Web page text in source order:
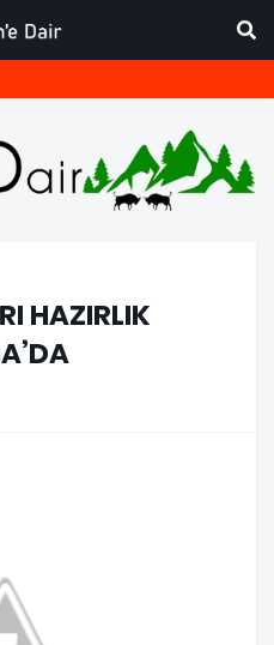
HAZIRLIK